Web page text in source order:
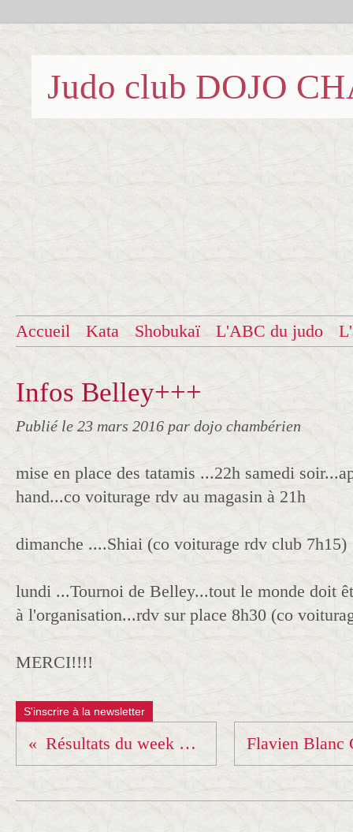
Judo club DOJO
Accueil Kata Shobukaï L'ABC du judo
Infos Belley+++
Publié le 23 mars 2016 par dojo chambérien
mise en place des tatamis ...22h samedi
hand...co voiturage rdv au magasin à 21h
dimanche ....Shiai (co voiturage rdv club 7h15)
lundi ...Tournoi de Belley...tout le monde doit
à l'organisation...rdv sur place 8h30 (co
MERCI!!!!
S'inscrire à la newsletter
Résultats du week end ( 19 et 20 mars )